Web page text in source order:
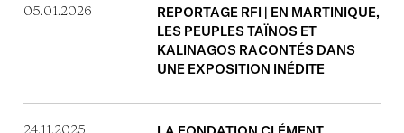
REPORTAGE RFI | EN MARTINIQUE,
LES PEUPLES TAÏNOS ET
KALINAGOS RACONTÉS DANS
UNE EXPOSITION INÉDITE
05.01.2026
24.11.2025